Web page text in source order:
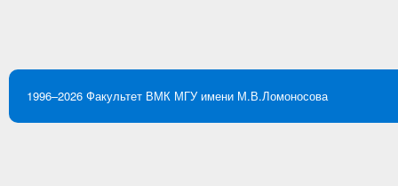
1996–2026 Факультет ВМК МГУ имени М.В.Ломоносова